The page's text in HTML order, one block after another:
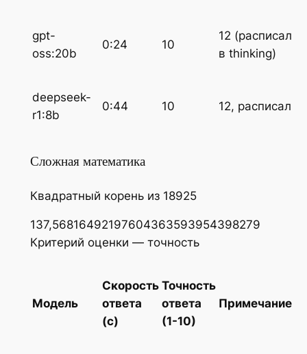
gpt-
oss:20b
0:24 10
12 (расписал
в thinking)
deepseek-
r1:8b
0:44 10 12, расписал
Сложная математика
Квадратный корень из 18925
137,56816492197604363593954398279
Критерий оценки — точность
Модель
Скорость
ответа
(с)
Точность
ответа
(1-10)
Примечание